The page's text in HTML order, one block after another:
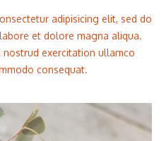
adipisicing elit, sed do
et dolore magna aliqua.
nostrud exercitation ullamco
consequat.